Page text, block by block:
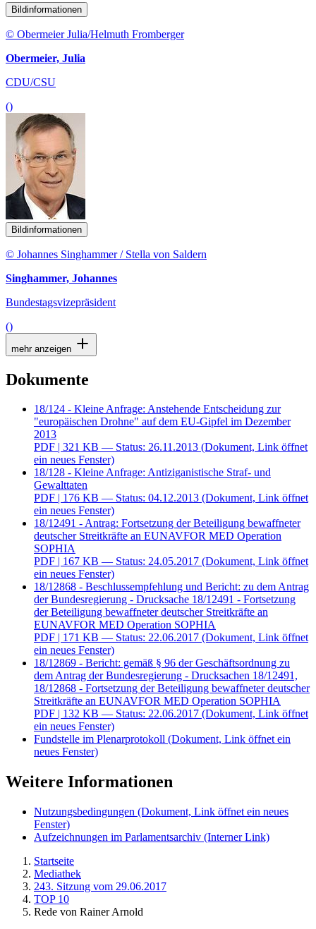
Bildinformationen
© Obermeier Julia/Helmuth Fromberger
Obermeier, Julia
CDU/CSU
()
Bildinformationen
© Johannes Singhammer / Stella von Saldern
Singhammer, Johannes
Bundestagsvizepräsident
()
mehr anzeigen
Dokumente
18/124 - Kleine Anfrage: Anstehende Entscheidung zur
"europäischen Drohne" auf dem EU-Gipfel im Dezember
2013
PDF | 321 KB — Status: 26.11.2013 (Dokument, Link öffnet
ein neues Fenster)
18/128 - Kleine Anfrage: Antiziganistische Straf- und
Gewalttaten
PDF | 176 KB — Status: 04.12.2013 (Dokument, Link öffnet
ein neues Fenster)
18/12491 - Antrag: Fortsetzung der Beteiligung bewaffneter
deutscher Streitkräfte an EUNAVFOR MED Operation
SOPHIA
PDF | 167 KB — Status: 24.05.2017 (Dokument, Link öffnet
ein neues Fenster)
18/12868 - Beschlussempfehlung und Bericht: zu dem Antrag
der Bundesregierung - Drucksache 18/12491 - Fortsetzung
der Beteiligung bewaffneter deutscher Streitkräfte an
EUNAVFOR MED Operation SOPHIA
PDF | 171 KB — Status: 22.06.2017 (Dokument, Link öffnet
ein neues Fenster)
18/12869 - Bericht: gemäß § 96 der Geschäftsordnung zu
dem Antrag der Bundesregierung - Drucksachen 18/12491,
18/12868 - Fortsetzung der Beteiligung bewaffneter deutscher
Streitkräfte an EUNAVFOR MED Operation SOPHIA
PDF | 132 KB — Status: 22.06.2017 (Dokument, Link öffnet
ein neues Fenster)
Fundstelle im Plenarprotokoll (Dokument, Link öffnet ein
neues Fenster)
Weitere Informationen
Nutzungsbedingungen (Dokument, Link öffnet ein neues
Fenster)
Aufzeichnungen im Parlamentsarchiv (Interner Link)
Startseite
Mediathek
243. Sitzung vom 29.06.2017
TOP 10
Rede von Rainer Arnold